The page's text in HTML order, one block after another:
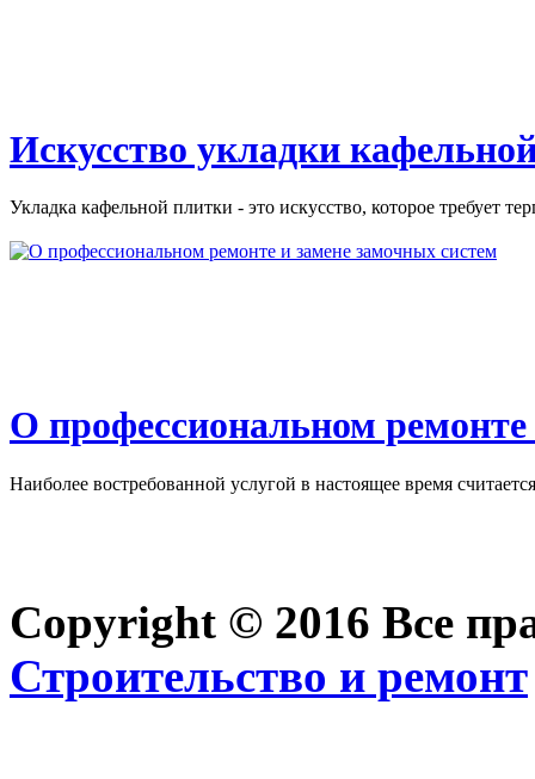
Искусство укладки
Укладка кафельной плитки - это искусство, которое требует
О профессиональном
Наиболее востребованной услугой в настоящее время
Copyright © 2016 Все
Строительство и ремонт